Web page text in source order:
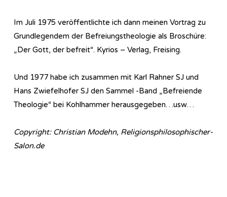
Im Juli 1975 veröffentlichte ich dann meinen Vortrag zu
Grundlegendem der Befreiungstheologie als Broschüre:
„Der Gott, der befreit“. Kyrios – Verlag, Freising.
Und 1977 habe ich zusammen mit Karl Rahner SJ und
Hans Zwiefelhofer SJ den Sammel -Band „Befreiende
Theologie“ bei Kohlhammer herausgegeben…usw…
Copyright: Christian Modehn, Religionsphilosophischer-
Salon.de